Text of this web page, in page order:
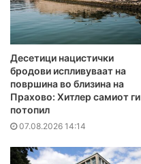
Десетици нацистички
бродови испливуваат на
површина во близина на
Прахово: Хитлер самиот ги
потопил
07.08.2026 14:14